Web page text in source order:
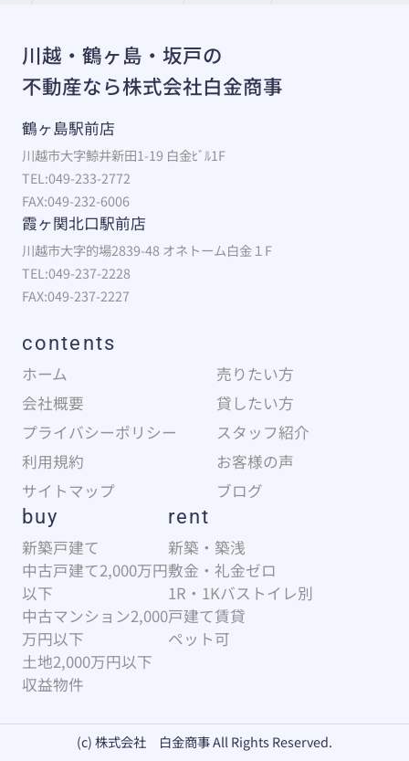
川越・鶴ヶ島・坂戸の
不動産なら株式会社白金商事
鶴ヶ島駅前店
川越市大字鯨井新田1-19 白金ﾋﾞﾙ1F
TEL:049-233-2772
FAX:049-232-6006
霞ヶ関北口駅前店
川越市大字的場2839-48 オネトーム白金１F
TEL:049-237-2228
FAX:049-237-2227
contents
ホーム
売りたい方
会社概要
貸したい方
プライバシーポリシー
スタッフ紹介
利用規約
お客様の声
サイトマップ
ブログ
buy
新築戸建て
中古戸建て2,000万円
以下
中古マンション2,000
万円以下
土地2,000万円以下
収益物件
rent
新築・築浅
敷金・礼金ゼロ
1R・1Kバストイレ別
戸建て賃貸
ペット可
(c) 株式会社 白金商事 All Rights Reserved.